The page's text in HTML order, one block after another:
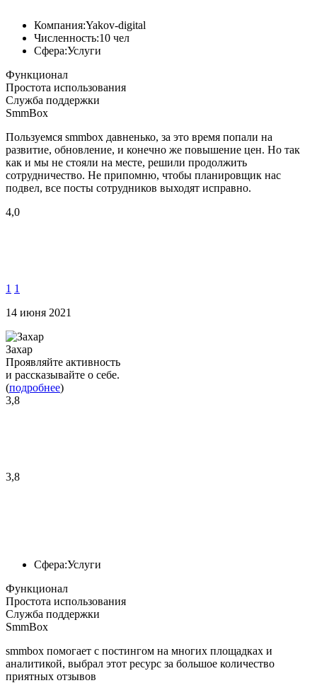
Компания:Yakov-digital
Численность:10 чел
Сфера:Услуги
Функционал
Простота использования
Служба поддержки
SmmBox
Пользуемся smmbox давненько, за это время попали на
развитие, обновление, и конечно же повышение цен. Но так
как и мы не стояли на месте, решили продолжить
сотрудничество. Не припомню, чтобы планировщик нас
подвел, все посты сотрудников выходят исправно.
4,0
1 1
14 июня 2021
Захар
Проявляйте активность
и рассказывайте о себе.
(подробнее)
3,8
3,8
Сфера:Услуги
Функционал
Простота использования
Служба поддержки
SmmBox
smmbox помогает с постингом на многих площадках и
аналитикой, выбрал этот ресурс за большое количество
приятных отзывов